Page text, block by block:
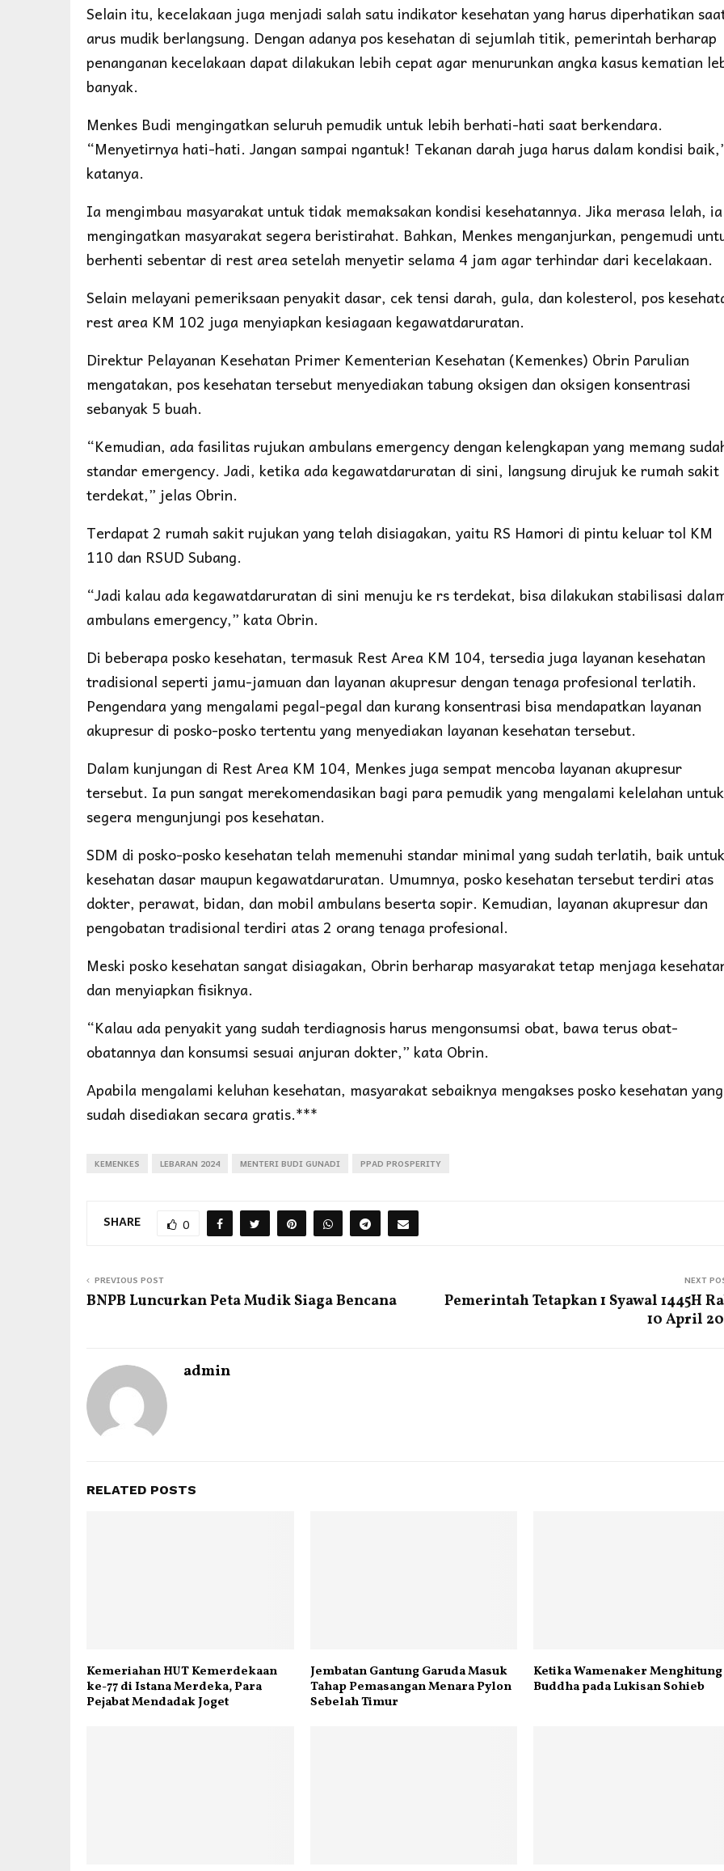
Selain itu, kecelakaan juga menjadi salah satu indikator kesehatan yang harus diperhatikan
arus mudik berlangsung. Dengan adanya pos kesehatan di sejumlah titik, pemerintah berharap
penanganan kecelakaan dapat dilakukan lebih cepat agar menurunkan angka kasus kematian
banyak.
Menkes Budi mengingatkan seluruh pemudik untuk lebih berhati-hati saat berkendara.
“Menyetirnya hati-hati. Jangan sampai ngantuk! Tekanan darah juga harus dalam kondisi
katanya.
Ia mengimbau masyarakat untuk tidak memaksakan kondisi kesehatannya. Jika merasa lelah, ia
mengingatkan masyarakat segera beristirahat. Bahkan, Menkes menganjurkan, pengemudi
berhenti sebentar di rest area setelah menyetir selama 4 jam agar terhindar dari kecelakaan.
Selain melayani pemeriksaan penyakit dasar, cek tensi darah, gula, dan kolesterol, pos
rest area KM 102 juga menyiapkan kesiagaan kegawatdaruratan.
Direktur Pelayanan Kesehatan Primer Kementerian Kesehatan (Kemenkes) Obrin Parulian
mengatakan, pos kesehatan tersebut menyediakan tabung oksigen dan oksigen konsentrasi
sebanyak 5 buah.
“Kemudian, ada fasilitas rujukan ambulans emergency dengan kelengkapan yang memang
standar emergency. Jadi, ketika ada kegawatdaruratan di sini, langsung dirujuk ke rumah sakit
terdekat,” jelas Obrin.
Terdapat 2 rumah sakit rujukan yang telah disiagakan, yaitu RS Hamori di pintu keluar tol KM
110 dan RSUD Subang.
“Jadi kalau ada kegawatdaruratan di sini menuju ke rs terdekat, bisa dilakukan stabilisasi
ambulans emergency,” kata Obrin.
Di beberapa posko kesehatan, termasuk Rest Area KM 104, tersedia juga layanan kesehatan
tradisional seperti jamu-jamuan dan layanan akupresur dengan tenaga profesional terlatih.
Pengendara yang mengalami pegal-pegal dan kurang konsentrasi bisa mendapatkan layanan
akupresur di posko-posko tertentu yang menyediakan layanan kesehatan tersebut.
Dalam kunjungan di Rest Area KM 104, Menkes juga sempat mencoba layanan akupresur
tersebut. Ia pun sangat merekomendasikan bagi para pemudik yang mengalami kelelahan untuk
segera mengunjungi pos kesehatan.
SDM di posko-posko kesehatan telah memenuhi standar minimal yang sudah terlatih, baik untuk
kesehatan dasar maupun kegawatdaruratan. Umumnya, posko kesehatan tersebut terdiri atas
dokter, perawat, bidan, dan mobil ambulans beserta sopir. Kemudian, layanan akupresur dan
pengobatan tradisional terdiri atas 2 orang tenaga profesional.
Meski posko kesehatan sangat disiagakan, Obrin berharap masyarakat tetap menjaga
dan menyiapkan fisiknya.
“Kalau ada penyakit yang sudah terdiagnosis harus mengonsumsi obat, bawa terus obat-
obatannya dan konsumsi sesuai anjuran dokter,” kata Obrin.
Apabila mengalami keluhan kesehatan, masyarakat sebaiknya mengakses posko kesehatan yang
sudah disediakan secara gratis.***
KEMENKES LEBARAN 2024 MENTERI BUDI GUNADI PPAD PROSPERITY
SHARE 0
PREVIOUS POST
BNPB Luncurkan Peta Mudik Siaga Bencana
NEXT
Pemerintah Tetapkan 1 Syawal 1445H
10 April
admin
RELATED POSTS
Kemeriahan HUT Kemerdekaan
ke-77 di Istana Merdeka, Para
Pejabat Mendadak Joget
Jembatan Gantung Garuda Masuk
Tahap Pemasangan Menara Pylon
Sebelah Timur
Ketika Wamenaker Menghitung
Buddha pada Lukisan Sohieb